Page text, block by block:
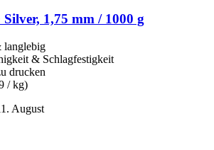
Silver, 1,75 mm / 1000 g
langlebig
& Schlagfestigkeit
drucken
/ kg)
August